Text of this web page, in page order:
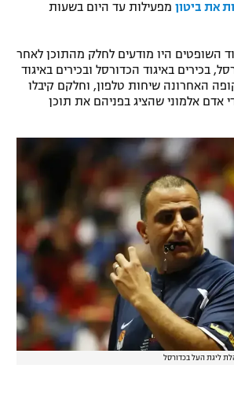
1
לבית עסק
הערוצים
את ביטון מפעילות עד היום בשעות
השופטים היו מודעים לחלק מהתוכן לאחר
בכירים באיגוד הכדורסל ובכירים באיגוד
האחרונה שיחות טלפון, וחלקם קיבלו
אדם אלמוני שהציג בפניהם את תוכן
ליגת העל בכדורסל